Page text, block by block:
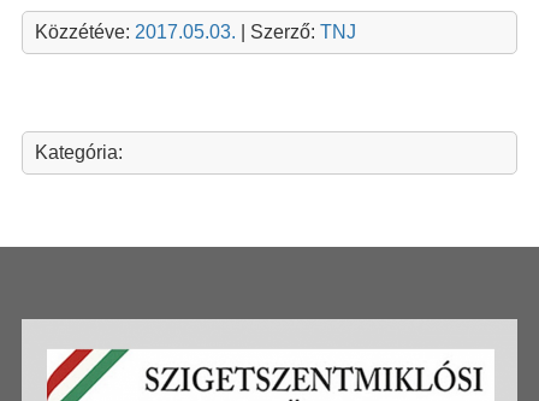
Közzétéve: 2017.05.03. | Szerző: TNJ
Kategória: